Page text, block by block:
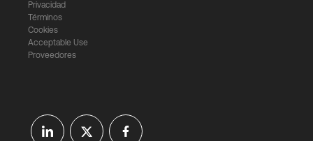
Privacidad
Términos
Cookies
Acceptable Use
Proveedores